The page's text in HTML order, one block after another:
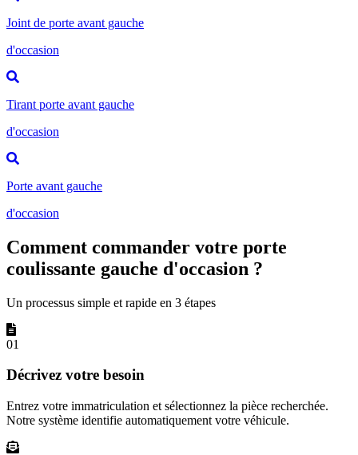
Joint de porte avant gauche
d'occasion
Tirant porte avant gauche
d'occasion
Porte avant gauche
d'occasion
Comment commander votre porte
coulissante gauche d'occasion ?
Un processus simple et rapide en 3 étapes
01
Décrivez votre besoin
Entrez votre immatriculation et sélectionnez la pièce recherchée.
Notre système identifie automatiquement votre véhicule.